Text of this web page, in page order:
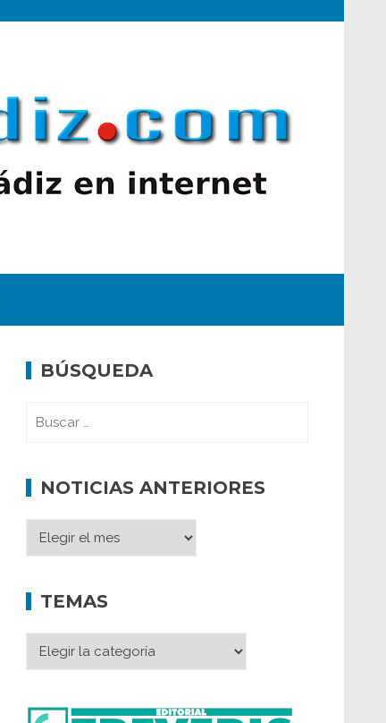
BÚSQUEDA
NOTICIAS ANTERIORES
TEMAS